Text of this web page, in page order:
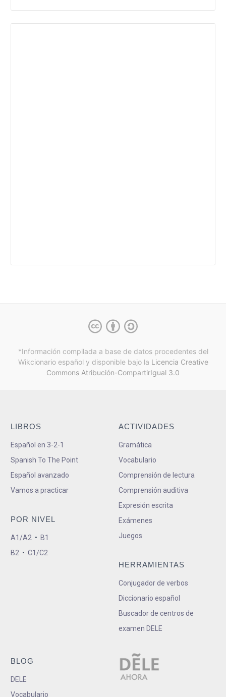
*Información compilada a base de datos procedentes del
Wikcionario español y disponible bajo la Licencia Creative
Commons Atribución-CompartirIgual 3.0
LIBROS
Español en 3-2-1
Spanish To The Point
Español avanzado
Vamos a practicar
POR NIVEL
A1/A2 • B1
B2 • C1/C2
ACTIVIDADES
Gramática
Vocabulario
Comprensión de lectura
Comprensión auditiva
Expresión escrita
Exámenes
Juegos
HERRAMIENTAS
Conjugador de verbos
Diccionario español
Buscador de centros de
examen DELE
BLOG
DELE
Vocabulario